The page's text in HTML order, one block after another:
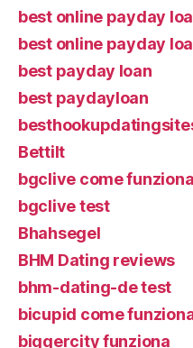
best online payday
best online payday
best payday loan
best paydayloan
Bettilt
bgclive come funziona
bgclive test
Bhahsegel
BHM Dating reviews
bhm-dating-de test
bicupid come
biggercity funziona